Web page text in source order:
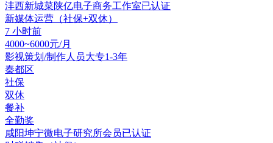
沣西新城菜陕亿电子商务工作室已认证
新媒体运营（社保+双休）
7 小时前
4000~6000元/月
影视策划/制作人员大专1-3年
秦都区
社保
双休
餐补
全勤奖
咸阳坤宁微电子研究所会员已认证